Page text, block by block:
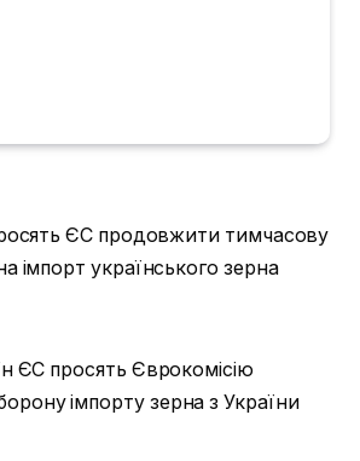
ЄС просять Єврокомісію
імпорту зерна з України